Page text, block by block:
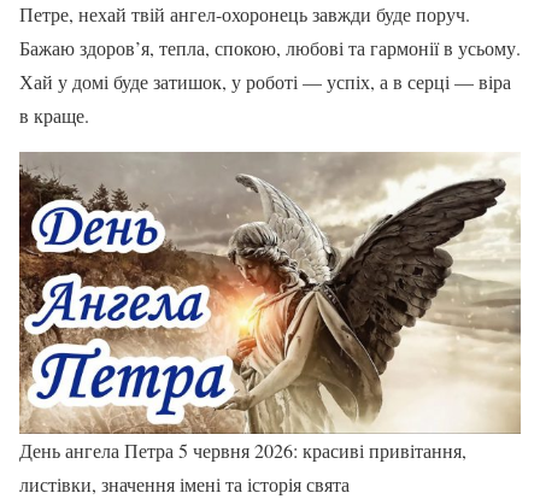
Петре, нехай твій ангел-охоронець завжди буде поруч.
Бажаю здоров’я, тепла, спокою, любові та гармонії в усьому.
Хай у домі буде затишок, у роботі — успіх, а в серці — віра
в краще.
День ангела Петра 5 червня 2026: красиві привітання,
листівки, значення імені та історія свята